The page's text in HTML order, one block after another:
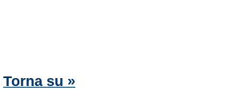
Torna su »